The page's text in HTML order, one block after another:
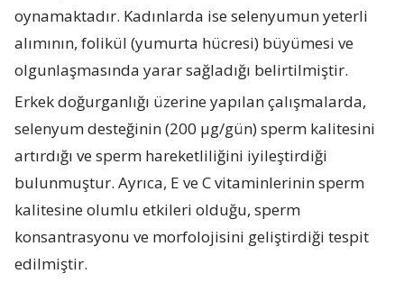
oynamaktadır. Kadınlarda ise selenyumun yeterli
alımının, folikül (yumurta hücresi) büyümesi ve
olgunlaşmasında yarar sağladığı belirtilmiştir.
Erkek doğurganlığı üzerine yapılan çalışmalarda,
selenyum desteğinin (200 μg/gün) sperm kalitesini
artırdığı ve sperm hareketliliğini iyileştirdiği
bulunmuştur. Ayrıca, E ve C vitaminlerinin sperm
kalitesine olumlu etkileri olduğu, sperm
konsantrasyonu ve morfolojisini geliştirdiği tespit
edilmiştir.